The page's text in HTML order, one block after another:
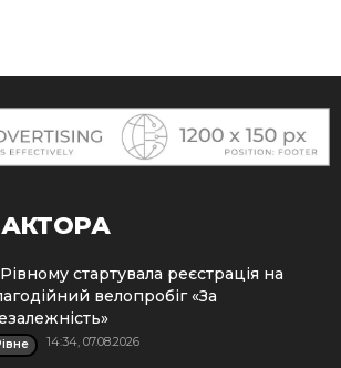
стартувала реєстрація на
велопробіг «За
14:34, 07.08.2026